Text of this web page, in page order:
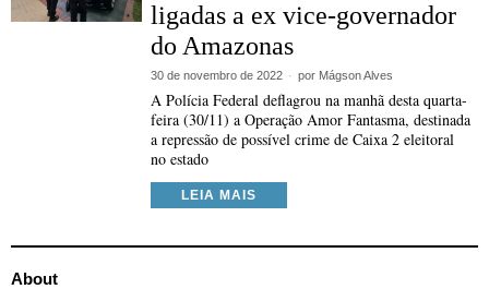
ligadas a ex vice-governador
do Amazonas
30 de novembro de 2022 por Mágson Alves
A Polícia Federal deflagrou na manhã desta quarta-
feira (30/11) a Operação Amor Fantasma, destinada
a repressão de possível crime de Caixa 2 eleitoral
no estado
LEIA MAIS
About